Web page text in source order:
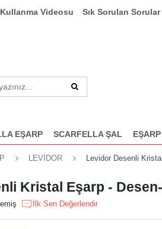
Videosu Sık Sorulan Sorular
EŞARP SCARFELLA ŞAL EŞARP
LEVİDOR Levidor Desenli
Kristal Eşarp -
İlk Sen Değerlendir